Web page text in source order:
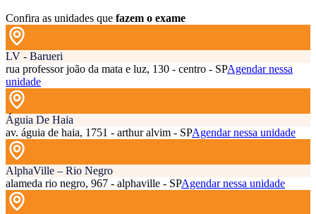
Confira as unidades que fazem o exame
LV - Barueri
rua professor joão da mata e luz, 130 - centro - SPAgendar nessa
unidade
Águia De Haia
av. águia de haia, 1751 - arthur alvim - SPAgendar nessa unidade
AlphaVille – Rio Negro
alameda rio negro, 967 - alphaville - SPAgendar nessa unidade